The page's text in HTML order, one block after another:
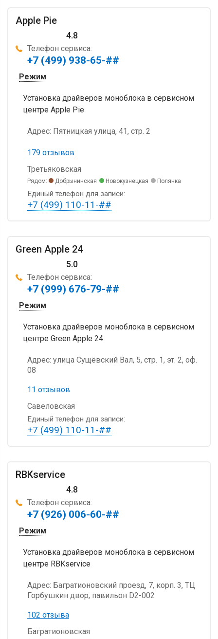
Apple Pie
4.8
Телефон сервиса:
+7 (499) 938-65-##
Режим
Установка драйверов моноблока в сервисном
центре Apple Pie
Адрес: Пятницкая улица, 41, стр. 2
179 отзывов
Третьяковская
Рядом: Добрынинская Новокузнецкая Полянка
Единый телефон для записи:
+7 (499) 110-11-##
Green Apple 24
5.0
Телефон сервиса:
+7 (999) 676-79-##
Режим
Установка драйверов моноблока в сервисном
центре Green Apple 24
Адрес: улица Сущёвский Вал, 5, стр. 1, эт. 2, оф.
08
11 отзывов
Савеловская
Единый телефон для записи:
+7 (499) 110-11-##
RBKservice
4.8
Телефон сервиса:
+7 (926) 006-60-##
Режим
Установка драйверов моноблока в сервисном
центре RBKservice
Адрес: Багратионовский проезд, 7, корп. 3, ТЦ
Горбушкин двор, павильон D2-002
102 отзыва
Багратионовская